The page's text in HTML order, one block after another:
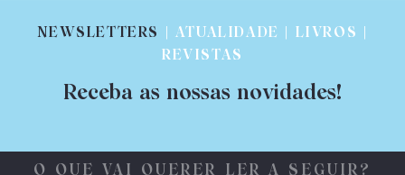
NEWSLETTERS
| ATUALIDADE | LIVROS |
REVISTAS
Receba as nossas novidades!
O QUE VAI QUERER LER A SEGUIR?